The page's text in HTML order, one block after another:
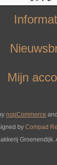
Mijn
nopCommerce and
by Compad